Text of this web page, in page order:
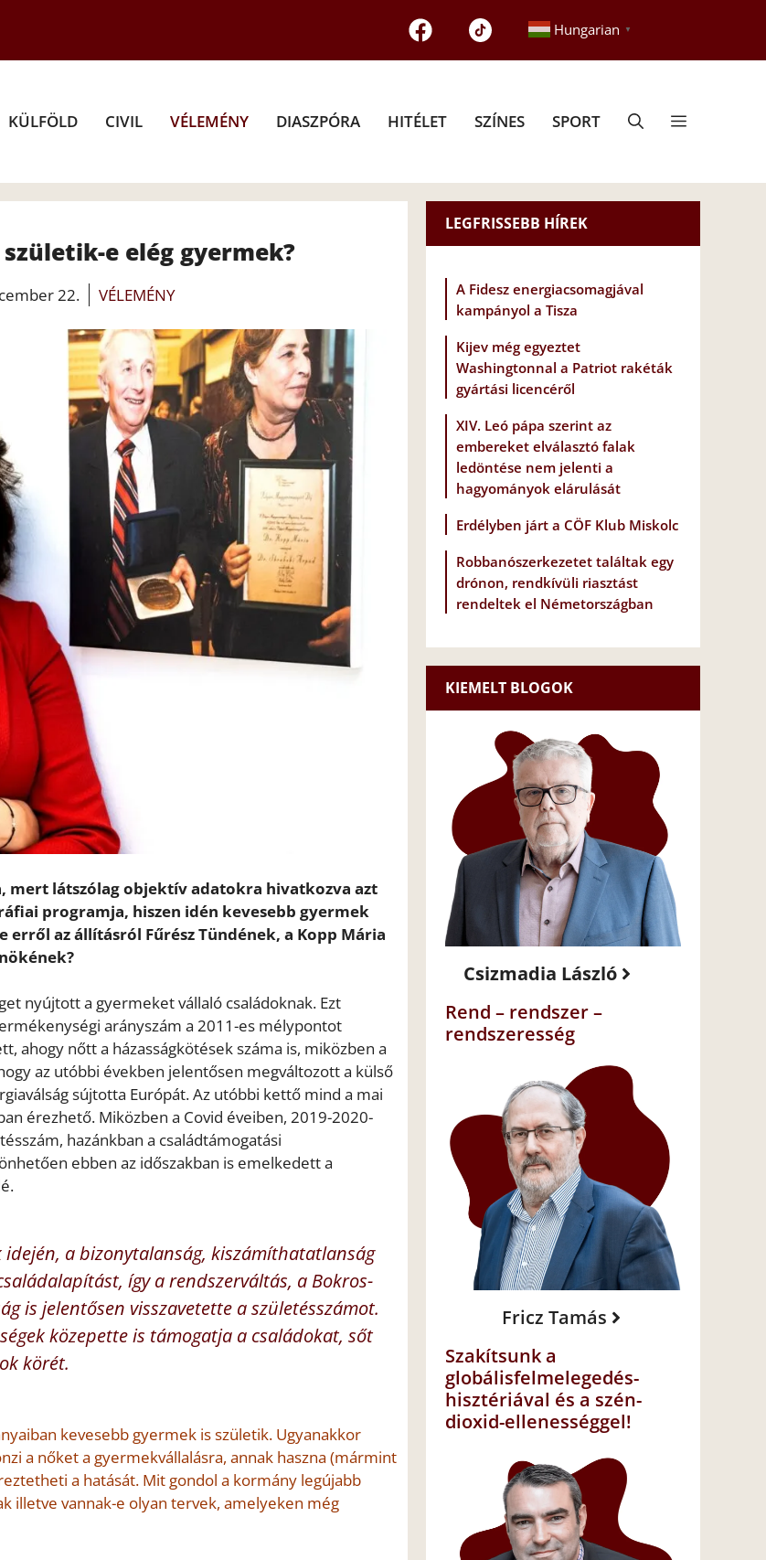
Hungarian ▼
KÜLFÖLD CIVIL VÉLEMÉNY DIASZPÓRA HITÉLET SZÍNES SPORT
e elég gyermek?
22. VÉLEMÉNY
mert látszólag objektív adatokra hivatkozva azt
programja, hiszen idén kevesebb gyermek
az állításról Fűrész Tündének, a Kopp Mária
nyújtott a gyermeket vállaló családoknak. Ezt
arányszám a 2011-es mélypontot
ahogy nőtt a házasságkötések száma is, miközben a
az utóbbi években jelentősen megváltozott a külső
sújtotta Európát. Az utóbbi kettő mind a mai
érezhető. Miközben a Covid éveiben, 2019-2020-
hazánkban a családtámogatási
ebben az időszakban is emelkedett a
idején, a bizonytalanság, kiszámíthatatlanság
így a rendszerváltás, a Bokros-
is jelentősen visszavetette a születésszámot.
közepette is támogatja a családokat, sőt
körét.
kevesebb gyermek is születik. Ugyanakkor
a nőket a gyermekvállalásra, annak haszna (mármint
a hatását. Mit gondol a kormány legújabb
vannak-e olyan tervek, amelyeken még
LEGFRISSEBB HÍREK
A Fidesz energiacsomagjával
kampányol a Tisza
Kijev még egyeztet
Washingtonnal a Patriot rakéták
gyártási licencéről
XIV. Leó pápa szerint az
embereket elválasztó falak
ledöntése nem jelenti a
hagyományok elárulását
Erdélyben járt a CÖF Klub Miskolc
Robbanószerkezetet találtak egy
drónon, rendkívüli riasztást
rendeltek el Németországban
KIEMELT BLOGOK
Csizmadia László
Rend – rendszer –
rendszeresség
Fricz Tamás
Szakítsunk a
globálisfelmelegedés-
hisztériával és a szén-
dioxid-ellenességgel!